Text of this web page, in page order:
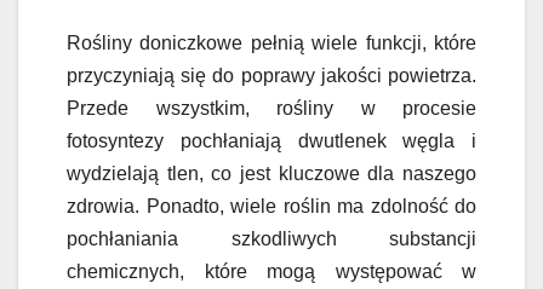
Rośliny doniczkowe pełnią wiele funkcji, które
przyczyniają się do poprawy jakości powietrza.
Przede wszystkim, rośliny w procesie
fotosyntezy pochłaniają dwutlenek węgla i
wydzielają tlen, co jest kluczowe dla naszego
zdrowia. Ponadto, wiele roślin ma zdolność do
pochłaniania szkodliwych substancji
chemicznych, które mogą występować w